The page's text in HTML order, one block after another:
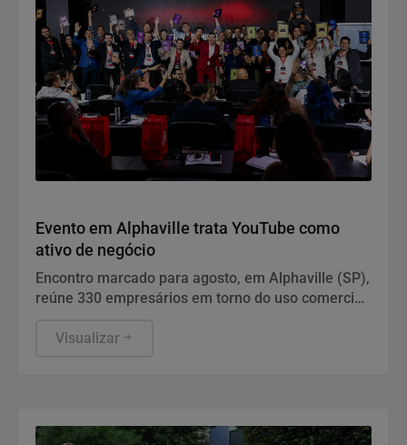
Evento em Alphaville trata YouTube como
ativo de negócio
Encontro marcado para agosto, em Alphaville (SP),
reúne 330 empresários em torno do uso comercial
metodologia SMY, analisa por que o formato se
Visualizar